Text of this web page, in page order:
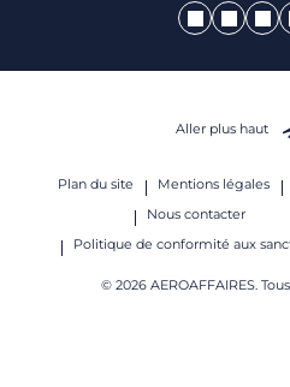
Plan du site Mentions légales
Nous contacter
Politique de conformité aux
© 2026 AEROAFFAIRES.
Aller plus haut